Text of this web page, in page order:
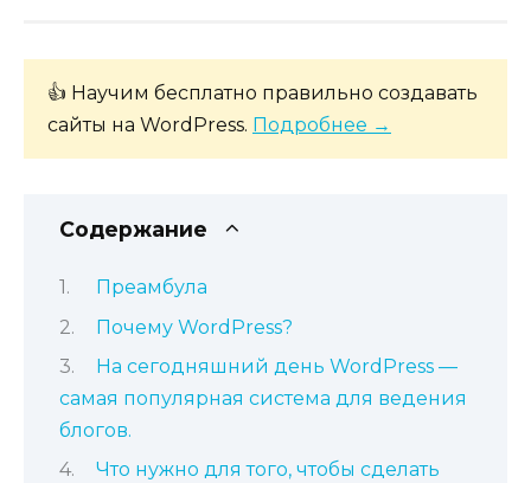
👍 Научим бесплатно правильно создавать
сайты на WordPress. Подробнее →
Содержание
Преамбула
Почему WordPress?
На сегодняшний день WordPress —
самая популярная система для ведения
блогов.
Что нужно для того, чтобы сделать